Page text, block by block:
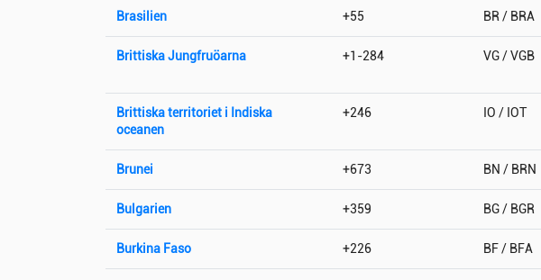
Brasilien +55 BR / BRA
Brittiska Jungfruöarna +1-284 VG / VGB
Brittiska territoriet i Indiska
oceanen
+246 IO / IOT
Brunei +673 BN / BRN
Bulgarien +359 BG / BGR
Burkina Faso +226 BF / BFA